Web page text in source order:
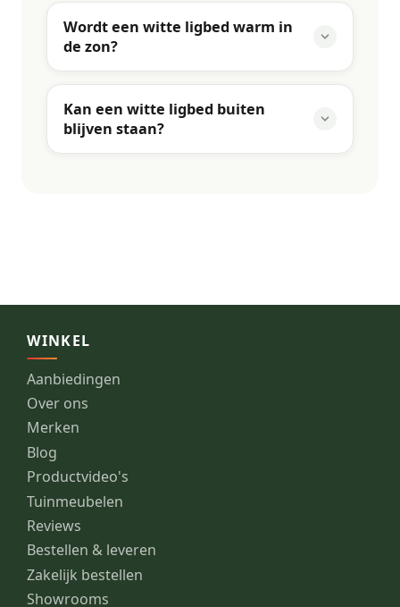
Wordt een witte ligbed warm in
de zon?
Kan een witte ligbed buiten
blijven staan?
WINKEL
Aanbiedingen
Over ons
Merken
Blog
Productvideo's
Tuinmeubelen
Reviews
Bestellen & leveren
Zakelijk bestellen
Showrooms